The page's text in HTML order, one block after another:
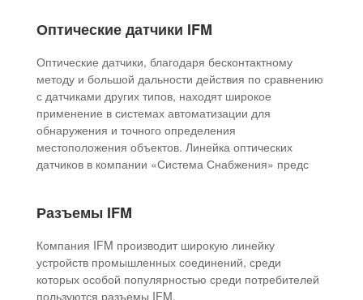
Оптические датчики IFM
Оптические датчики, благодаря бесконтактному
методу и большой дальности действия по сравнению
с датчиками других типов, находят широкое
применение в системах автоматизации для
обнаружения и точного определения
местоположения объектов. Линейка оптических
датчиков в компании «Система Снабжения» предс
Разъемы IFM
Компания IFM производит широкую линейку
устройств промышленных соединений, среди
которых особой популярностью среди потребителей
пользуются разъемы IFM.